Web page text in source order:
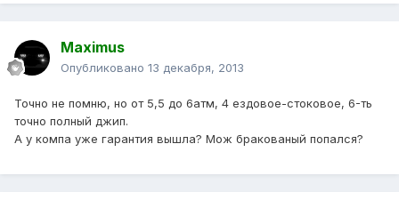
Maximus
Опубликовано 13 декабря, 2013
Точно не помню, но от 5,5 до 6атм, 4 ездовое-стоковое, 6-ть
точно полный джип.
А у компа уже гарантия вышла? Мож бракованый попался?